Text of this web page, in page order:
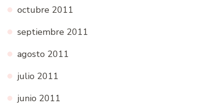
octubre 2011
septiembre 2011
agosto 2011
julio 2011
junio 2011